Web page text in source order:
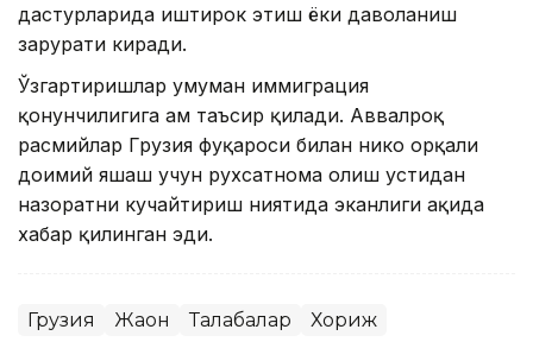
дастурларида иштирок этиш ёки даволаниш
зарурати киради.
Ўзгартиришлар умуман иммиграция
қонунчилигига ҳам таъсир қилади. Аввалроқ
расмийлар Грузия фуқароси билан никоҳ орқали
доимий яшаш учун рухсатнома олиш устидан
назоратни кучайтириш ниятида эканлиги ҳақида
хабар қилинган эди.
Грузия Жаҳон Талабалар Хориж